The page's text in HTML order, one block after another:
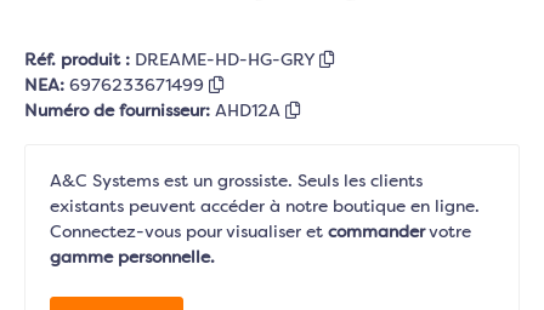
Réf. produit : DREAME-HD-HG-GRY
NEA: 6976233671499
Numéro de fournisseur: AHD12A
A&C Systems est un grossiste. Seuls les clients
existants peuvent accéder à notre boutique en ligne.
Connectez-vous pour visualiser et commandervotre
gamme personnelle.